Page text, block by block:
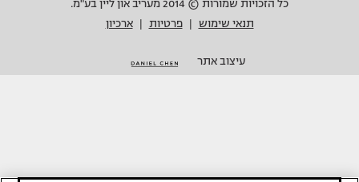
כל הזכויות שמורות © 2014 מעריב און ליין בע"מ.
תנאי שימוש
פרטיות ארכיון
עיצוב אתר